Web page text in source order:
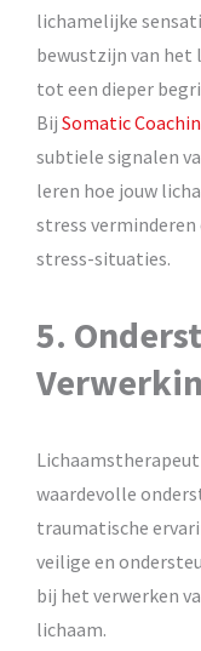
lichamelijke
bewustzijn van het
tot een dieper
Bij Somatic
subtiele signalen
leren hoe jouw
stress
stress-situaties.
5.
waardevolle
traumatische
veilige en
bij het verwerken
lichaam.